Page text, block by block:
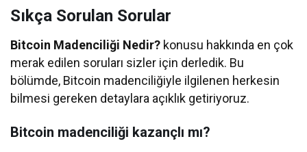
Sıkça Sorulan Sorular
Bitcoin Madenciliği Nedir? konusu hakkında en çok
merak edilen soruları sizler için derledik. Bu
bölümde, Bitcoin madenciliğiyle ilgilenen herkesin
bilmesi gereken detaylara açıklık getiriyoruz.
Bitcoin madenciliği kazançlı mı?